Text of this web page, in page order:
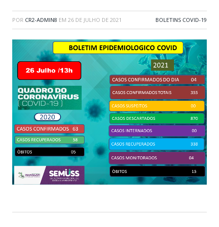
POR CR2-ADMIN8 EM 26 DE JULHO DE 2021 BOLETINS COVID-19